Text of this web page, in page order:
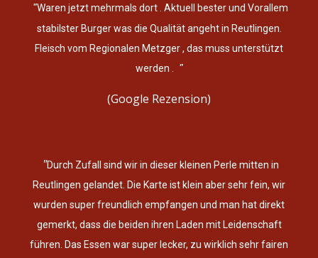
"Waren jetzt mehrmals dort . Aktuell bester und Vorallem
stabilster Burger was die Qualität angeht in Reutlingen.
Fleisch vom Regionalen Metzger , das muss unterstützt
werden .
"
(Google Rezension)
"Durch Zufall sind wir in dieser kleinen Perle mitten in
Reutlingen gelandet. Die Karte ist klein aber sehr fein, wir
wurden super freundlich empfangen und man hat direkt
gemerkt, dass die beiden ihren Laden mit Leidenschaft
führen. Das Essen war super lecker, zu wirklich sehr fairen